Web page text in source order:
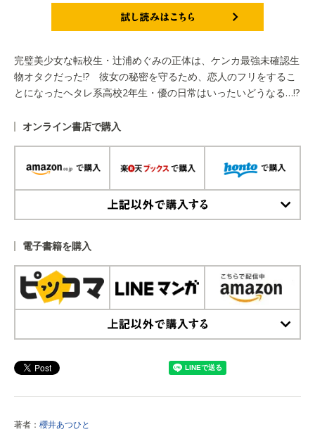
完璧美少女な転校生・辻浦めぐみの正体は、ケンカ最強未確認生
物オタクだった!? 彼女の秘密を守るため、恋人のフリをするこ
とになったヘタレ系高校2年生・優の日常はいったいどうなる…!?
オンライン書店で購入
電子書籍を購入
著者： 櫻井あつひと